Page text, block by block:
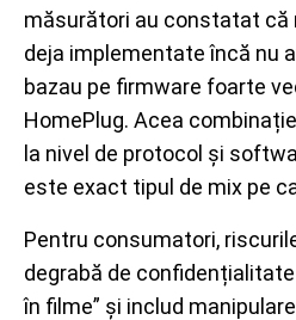
măsurători au constatat că
deja implementate încă nu
bazau pe firmware foarte
HomePlug. Acea
la nivel de protocol și
este exact tipul de mix pe
Pentru consumatori,
degrabă de
în filme” și includ